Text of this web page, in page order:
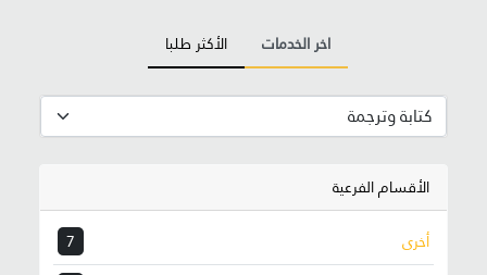
اخر الخدمات الأكثر طلبا
الأقسام الفرعية
أخرى
7